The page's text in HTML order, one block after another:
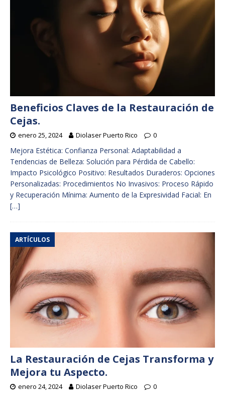
Beneficios Claves de la Restauración de
Cejas.
enero 25, 2024 Diolaser Puerto Rico 0
Mejora Estética: Confianza Personal: Adaptabilidad a
Tendencias de Belleza: Solución para Pérdida de Cabello:
Impacto Psicológico Positivo: Resultados Duraderos: Opciones
Personalizadas: Procedimientos No Invasivos: Proceso Rápido
y Recuperación Mínima: Aumento de la Expresividad Facial: En
[…]
ARTÍCULOS
La Restauración de Cejas Transforma y
Mejora tu Aspecto.
enero 24, 2024 Diolaser Puerto Rico 0